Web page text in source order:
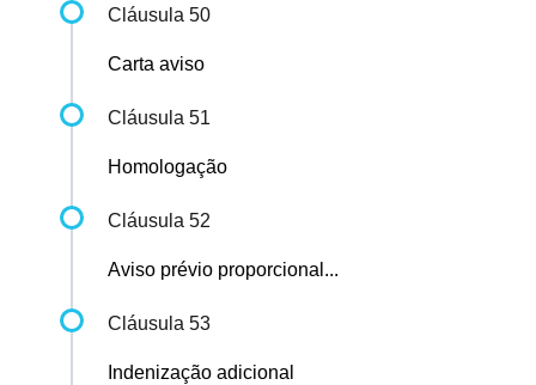
Cláusula 50
Carta aviso
Cláusula 51
Homologação
Cláusula 52
Aviso prévio proporcional...
Cláusula 53
Indenização adicional